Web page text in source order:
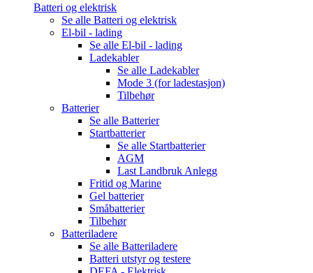
Batteri og elektrisk
Se alle Batteri og elektrisk
El-bil - lading
Se alle El-bil - lading
Ladekabler
Se alle Ladekabler
Mode 3 (for ladestasjon)
Tilbehør
Batterier
Se alle Batterier
Startbatterier
Se alle Startbatterier
AGM
Last Landbruk Anlegg
Fritid og Marine
Gel batterier
Småbatterier
Tilbehør
Batteriladere
Se alle Batteriladere
Batteri utstyr og testere